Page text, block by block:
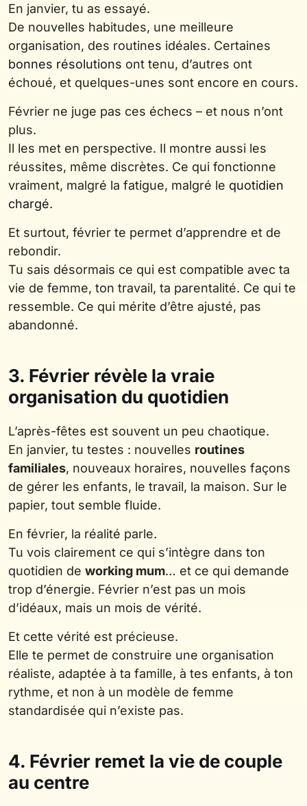
En janvier, tu as essayé.
De nouvelles habitudes, une meilleure
organisation, des routines idéales. Certaines
bonnes résolutions ont tenu, d’autres ont
échoué, et quelques-unes sont encore en cours.
Février ne juge pas ces échecs – et nous n’ont
plus.
Il les met en perspective. Il montre aussi les
réussites, même discrètes. Ce qui fonctionne
vraiment, malgré la fatigue, malgré le quotidien
chargé.
Et surtout, février te permet d’apprendre et de
rebondir.
Tu sais désormais ce qui est compatible avec ta
vie de femme, ton travail, ta parentalité. Ce qui te
ressemble. Ce qui mérite d’être ajusté, pas
abandonné.
3. Février révèle la vraie
organisation du quotidien
L’après-fêtes est souvent un peu chaotique.
En janvier, tu testes : nouvelles routines
familiales, nouveaux horaires, nouvelles façons
de gérer les enfants, le travail, la maison. Sur le
papier, tout semble fluide.
En février, la réalité parle.
Tu vois clairement ce qui s’intègre dans ton
quotidien de working mum… et ce qui demande
trop d’énergie. Février n’est pas un mois
d’idéaux, mais un mois de vérité.
Et cette vérité est précieuse.
Elle te permet de construire une organisation
réaliste, adaptée à ta famille, à tes enfants, à ton
rythme, et non à un modèle de femme
standardisée qui n’existe pas.
4. Février remet la vie de couple
au centre